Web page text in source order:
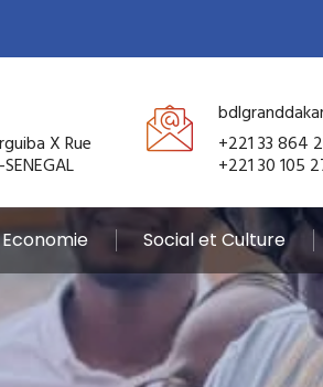
X Rue
+221 33 864
+221 30 105
Economie Social et Culture